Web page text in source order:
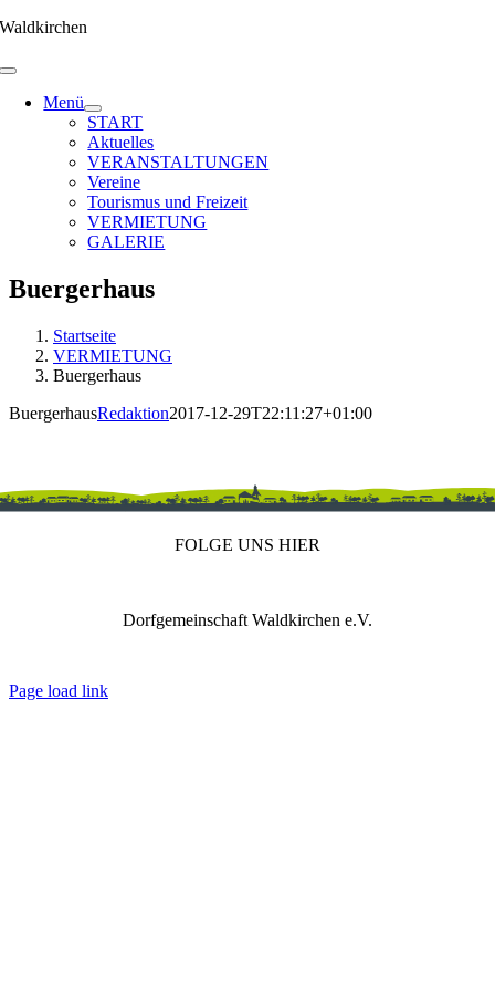
Zum
springen
Waldkirchen
Menü
START
Aktuelles
VERANSTALTUNGEN
Vereine
Tourismus und Freizeit
VERMIETUNG
GALERIE
Buergerhaus
Startseite
VERMIETUNG
Buergerhaus
BuergerhausRedaktion2017-12-29T22:11:27+01:00
FOLGE UNS HIER
Dorfgemeinschaft Waldkirchen e.V.
Page load link